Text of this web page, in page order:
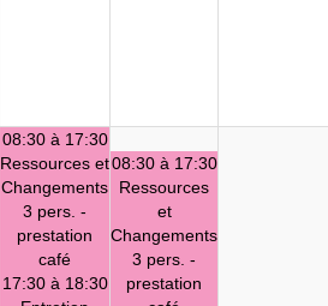
08:30 à 17:30
Ressources et
Changements
3 pers. -
prestation
café
17:30 à 18:30
08:30 à 17:30
Ressources
et
Changements
3 pers. -
prestation